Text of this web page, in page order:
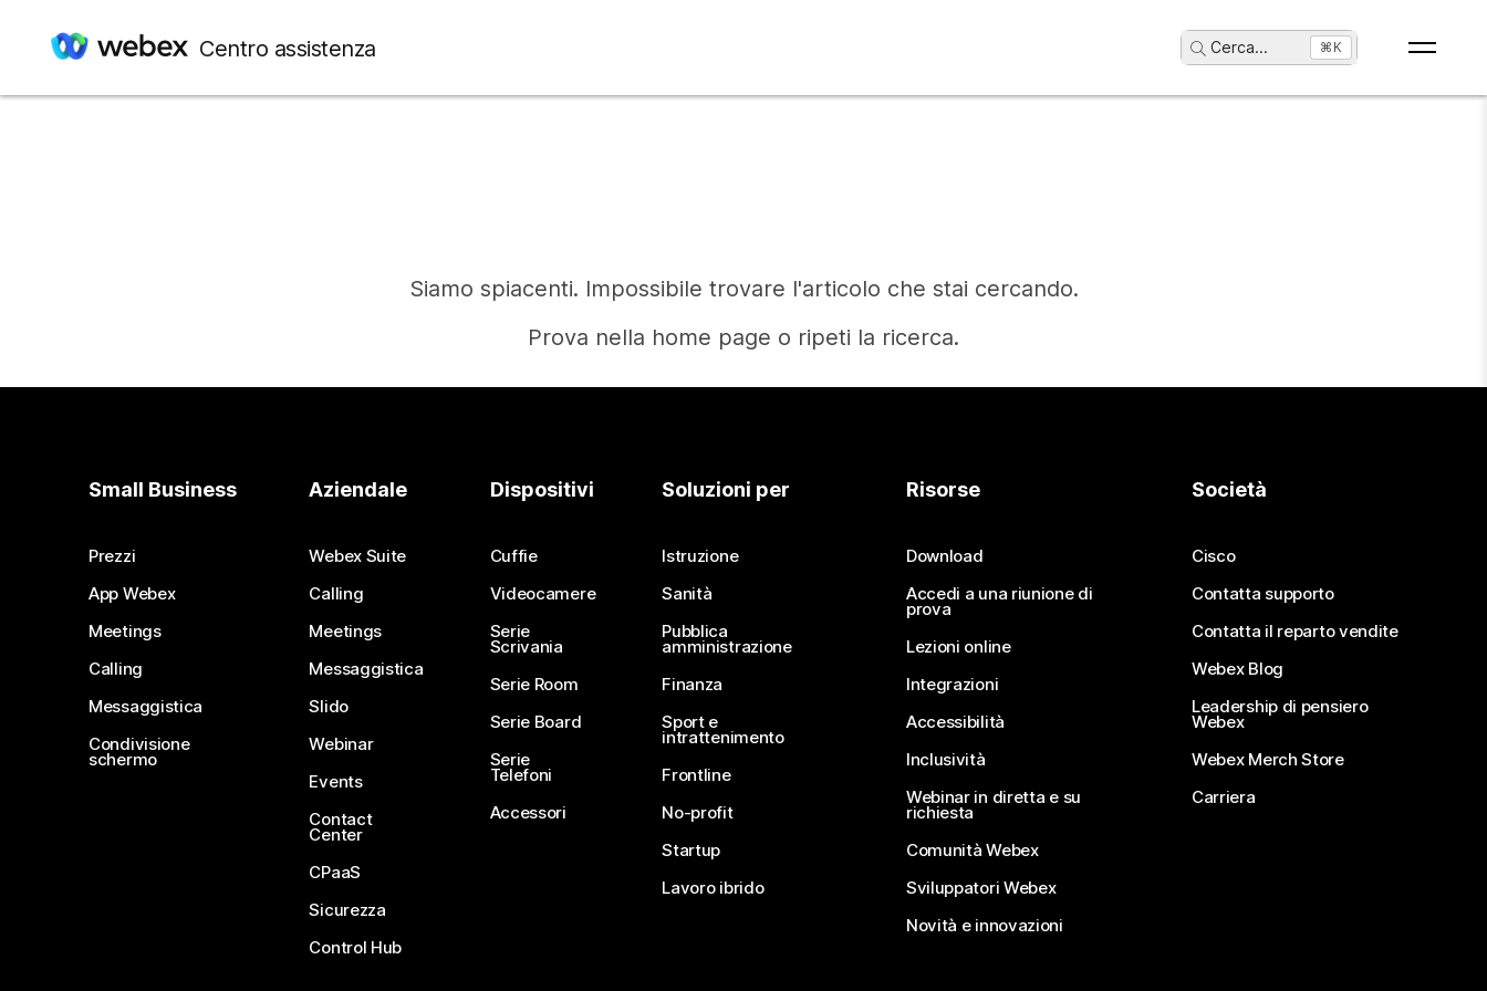
Centro assistenza Cerca... ⌘K
Siamo spiacenti. Impossibile trovare l'articolo che stai cercando.
Prova nella home page o ripeti la ricerca.
Occorre una risposta?
Invia una domanda
Small Business
Prezzi
App Webex
Meetings
Calling
Messaggistica
Condivisione
schermo
Aziendale
Webex Suite
Calling
Meetings
Messaggistica
Slido
Webinar
Events
Contact
Center
CPaaS
Sicurezza
Control Hub
Dispositivi
Cuffie
Videocamere
Serie
Scrivania
Serie Room
Serie Board
Serie
Telefoni
Accessori
Soluzioni per
Istruzione
Sanità
Pubblica
amministrazione
Finanza
Sport e
intrattenimento
Frontline
No-profit
Startup
Lavoro ibrido
Risorse
Download
Accedi a una riunione di
prova
Lezioni online
Integrazioni
Accessibilità
Inclusività
Webinar in diretta e su
richiesta
Comunità Webex
Sviluppatori Webex
Novità e innovazioni
Società
Cisco
Contatta supporto
Contatta il reparto vendite
Webex Blog
Leadership di pensiero
Webex
Webex Merch Store
Carriera